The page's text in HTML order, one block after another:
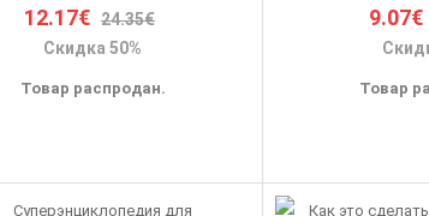
12.17€ 24.35€
Скидка 50%
Товар распродан.
9.07€
Товар